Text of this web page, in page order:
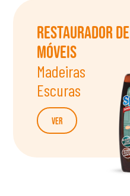
Restaurador de
Móveis
Madeiras
Escuras
Ver